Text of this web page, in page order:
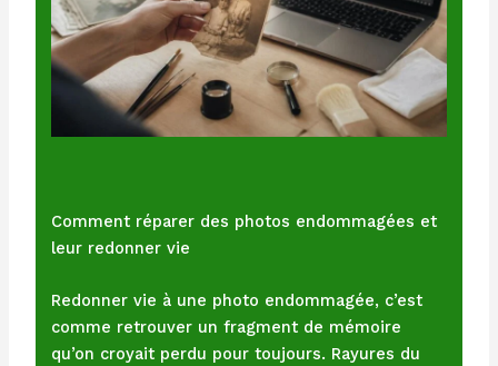
Comment réparer des photos endommagées et
leur redonner vie
Redonner vie à une photo endommagée, c’est
comme retrouver un fragment de mémoire
qu’on croyait perdu pour toujours. Rayures du